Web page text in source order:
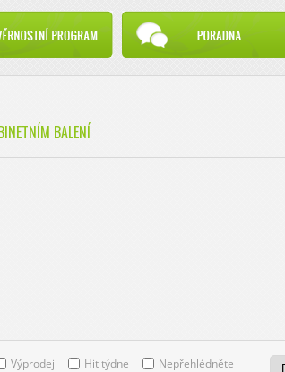
BALENÍ
Výprodej Hit týdne Nepřehlédněte